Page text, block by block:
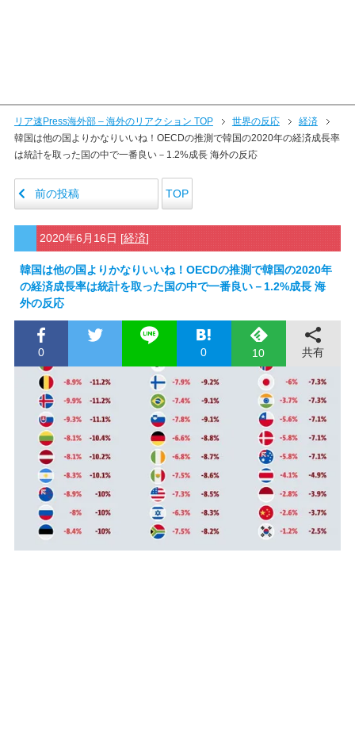
リア速Press海外部 – 海外のリアクション TOP 世界の反応
経済
韓国は他の国よりかなりいいね！OECDの推測で韓国の2020年の経済成長率
は統計を取った国の中で一番良い－1.2%成長 海外の反応
前の投稿 TOP
2020年6月16日 [経済]
韓国は他の国よりかなりいいね！OECDの推測で韓国の2020年
の経済成長率は統計を取った国の中で一番良い－1.2%成長 海
外の反応
0 0 10 共有